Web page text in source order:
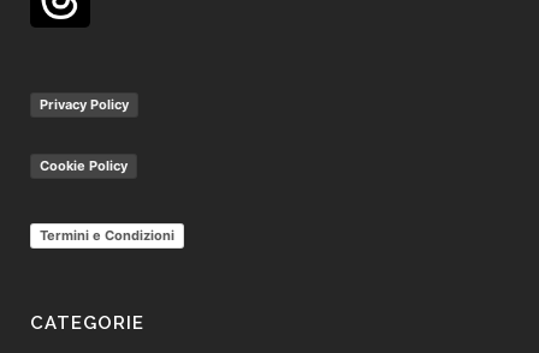
Privacy Policy
Cookie Policy
Termini e Condizioni
CATEGORIE